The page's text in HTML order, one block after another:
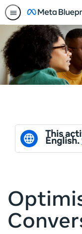
This
English.